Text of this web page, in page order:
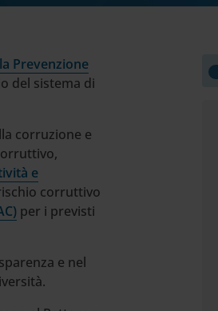
Prevenzione
del sistema di
corruzione e
e
corruttivo
per i previsti
e nel